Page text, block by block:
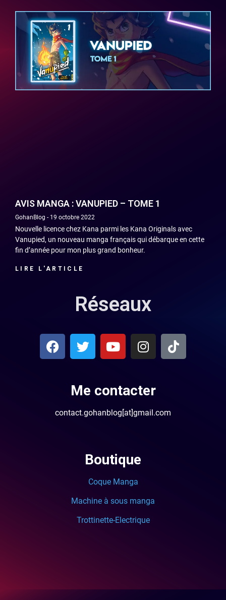
AVIS MANGA : VANUPIED – TOME 1
GohanBlog 19 octobre 2022
Nouvelle licence chez Kana parmi les Kana Originals avec
Vanupied, un nouveau manga français qui débarque en cette
fin d’année pour mon plus grand bonheur.
LIRE L'ARTICLE
Réseaux
Me contacter
contact.gohanblog[at]gmail.com
Boutique
Coque Manga
Machine à sous manga
Trottinette-Electrique